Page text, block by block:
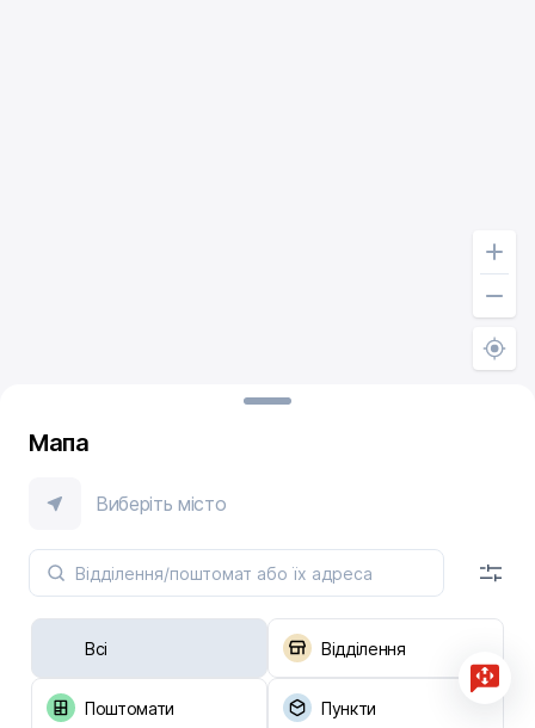
Мапа
Виберіть місто
Всі Відділення
Поштомати Пункти